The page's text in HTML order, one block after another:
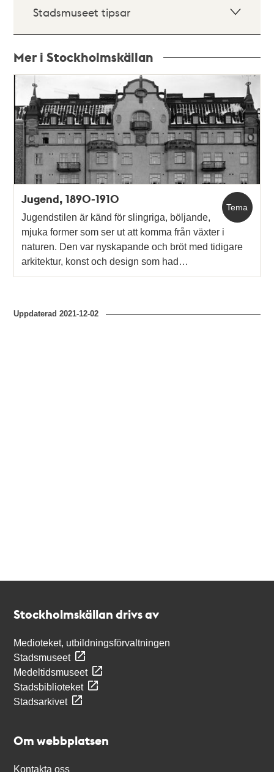
Stadsmuseet tipsar
Mer i Stockholmskällan
poster
och
teman
Tema
Jugend, 1890-1910
Jugendstilen är känd för slingriga, böljande,
mjuka former som ser ut att komma från växter i
naturen. Den var nyskapande och bröt med tidigare
arkitektur, konst och design som had…
Uppdaterad2021-12-02
Stockholmskällan drivs av
Medioteket, utbildningsförvaltningen
Stadsmuseet
Medeltidsmuseet
Stadsbiblioteket
Stadsarkivet
Om webbplatsen
Kontakta oss